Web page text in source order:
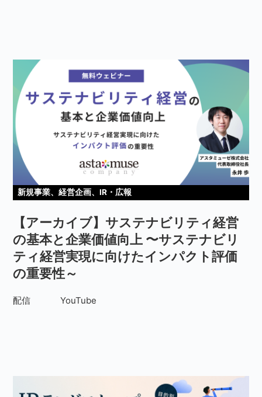
新規事業、経営企画、IR・広報
【アーカイブ】サステナビリティ経営
の基本と企業価値向上 〜サステナビリ
ティ経営実現に向けたインパクト評価
の重要性～
配信 YouTube